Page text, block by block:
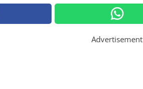
Advertisement